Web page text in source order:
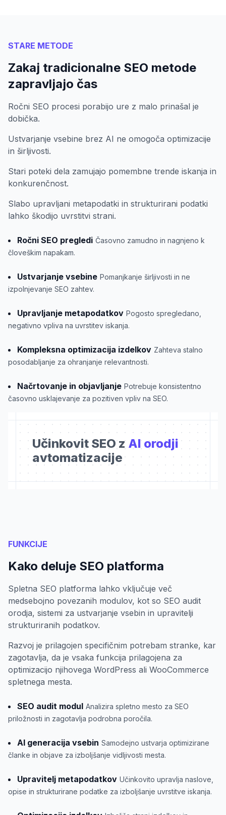
Učinkovit SEO z AI orodji
avtomatizacije
STARE METODE
Zakaj tradicionalne SEO metode
zapravljajo čas
Ročni SEO procesi porabijo ure z malo prinašal je
dobička.
Ustvarjanje vsebine brez AI ne omogoča optimizacije
in širljivosti.
Stari poteki dela zamujajo pomembne trende iskanja in
konkurenčnost.
Slabo upravljani metapodatki in strukturirani podatki
lahko škodijo uvrstitvi strani.
Ročni SEO pregledi Časovno zamudno in nagnjeno k
človeškim napakam.
Ustvarjanje vsebine Pomanjkanje širljivosti in ne
izpolnjevanje SEO zahtev.
Upravljanje metapodatkov Pogosto spregledano,
negativno vpliva na uvrstitev iskanja.
Kompleksna optimizacija izdelkov Zahteva stalno
posodabljanje za ohranjanje relevantnosti.
Načrtovanje in objavljanje Potrebuje konsistentno
časovno usklajevanje za pozitiven vpliv na SEO.
FUNKCIJE
Kako deluje SEO platforma
Spletna SEO platforma lahko vključuje več
medsebojno povezanih modulov, kot so SEO audit
orodja, sistemi za ustvarjanje vsebin in upravitelji
strukturiranih podatkov.
Razvoj je prilagojen specifičnim potrebam stranke, kar
zagotavlja, da je vsaka funkcija prilagojena za
optimizacijo njihovega WordPress ali WooCommerce
spletnega mesta.
SEO audit modul Analizira spletno mesto za SEO
priložnosti in zagotavlja podrobna poročila.
AI generacija vsebin Samodejno ustvarja optimizirane
članke in objave za izboljšanje vidljivosti mesta.
Upravitelj metapodatkov Učinkovito upravlja naslove,
opise in strukturirane podatke za izboljšanje uvrstitve iskanja.